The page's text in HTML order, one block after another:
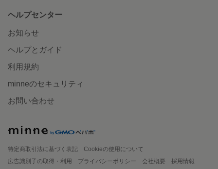
ヘルプセンター
お知らせ
ヘルプとガイド
利用規約
minneのセキュリティ
お問い合わせ
特定商取引法に基づく表記
Cookieの使用について
広告識別子の取得・利用
プライバシーポリシー 会社概要
採用情報